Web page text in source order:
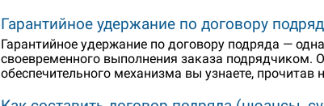
Гарантийное удержание по договору
Гарантийное удержание по договору подряда —
своевременного выполнения заказа подрядчиком.
обеспечительного механизма вы узнаете, прочитав